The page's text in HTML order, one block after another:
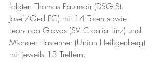
folgten Thomas Paulmair (DSG St.
Josef/Oed FC) mit 14 Toren sowie
Leonardo Glavas (SV Croatia Linz) und
Michael Haslehner (Union Heiligenberg)
mit jeweils 13 Treffern.